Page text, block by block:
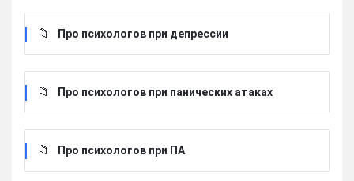
Про психологов при депрессии
Про психологов при панических атаках
Про психологов при ПА